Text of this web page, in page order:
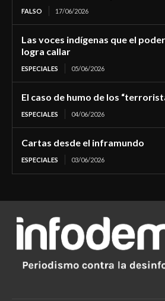
FALSO 17/06/2026
Las voces indígenas que el
logra callar
ESPECIALES 05/06/2026
El caso de humo de los
ESPECIALES 04/06/2026
Cartas desde el inframundo
ESPECIALES 03/06/2026